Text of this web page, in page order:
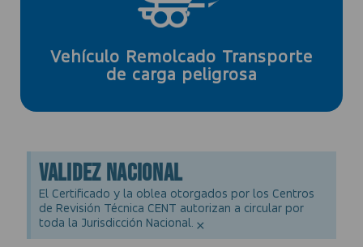
Vehículo Remolcado Transporte
de carga peligrosa
Los mayores a 10 años de antigüedad
cada 6 meses.
Validez nacional
El Certificado y la oblea otorgados por los Centros
de Revisión Técnica CENT autorizan a circular por
toda la Jurisdicción Nacional. ×